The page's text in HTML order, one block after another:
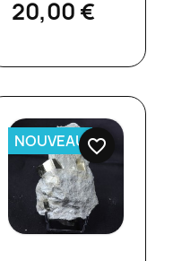
20,00 €
NOUVEAU favorite_border